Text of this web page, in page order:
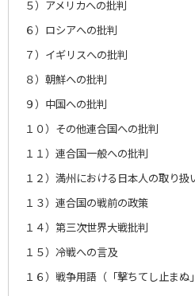
５）アメリカへの批判
６）ロシアへの批判
７）イギリスへの批判
８）朝鮮への批判
９）中国への批判
１０）その他連合国への批判
１１）連合国一般への批判
１２）満州における日本人の取り扱
１３）連合国の戦前の政策
１４）第三次世界大戦批判
１５）冷戦への言及
１６）戦争用語（「撃ちてし止まぬ